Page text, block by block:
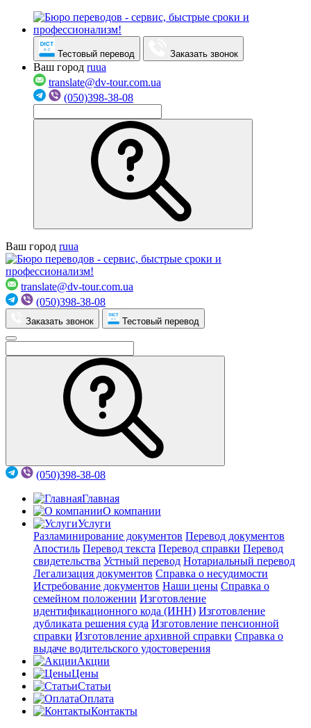
Тестовый перевод Заказать звонок
Ваш город ruua
translate@dv-tour.com.ua
(050)398-38-08
Ваш город ruua
translate@dv-tour.com.ua
(050)398-38-08
Заказать звонок Тестовый перевод
(050)398-38-08
Главная
О компании
Услуги
Разламинирование документов Перевод документов
Апостиль Перевод текста Перевод справки Перевод
свидетельства Устный перевод Нотариальный перевод
Легализация документов Справка о несудимости
Истребование документов Наши цены Справка о
семейном положении Изготовление
идентификационного кода (ИНН) Изготовление
дубликата решения суда Изготовление пенсионной
справки Изготовление архивной справки Справка о
выдаче водительского удостоверения
Акции
Цены
Статьи
Оплата
Контакты